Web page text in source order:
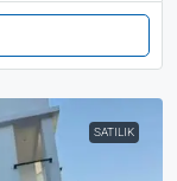
SATILIK